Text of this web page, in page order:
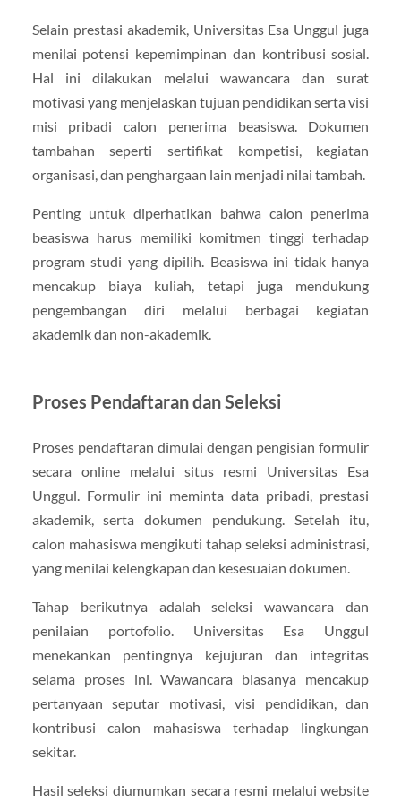
Selain prestasi akademik, Universitas Esa Unggul juga
menilai potensi kepemimpinan dan kontribusi sosial.
Hal ini dilakukan melalui wawancara dan surat
motivasi yang menjelaskan tujuan pendidikan serta visi
misi pribadi calon penerima beasiswa. Dokumen
tambahan seperti sertifikat kompetisi, kegiatan
organisasi, dan penghargaan lain menjadi nilai tambah.
Penting untuk diperhatikan bahwa calon penerima
beasiswa harus memiliki komitmen tinggi terhadap
program studi yang dipilih. Beasiswa ini tidak hanya
mencakup biaya kuliah, tetapi juga mendukung
pengembangan diri melalui berbagai kegiatan
akademik dan non-akademik.
Proses Pendaftaran dan Seleksi
Proses pendaftaran dimulai dengan pengisian formulir
secara online melalui situs resmi Universitas Esa
Unggul. Formulir ini meminta data pribadi, prestasi
akademik, serta dokumen pendukung. Setelah itu,
calon mahasiswa mengikuti tahap seleksi administrasi,
yang menilai kelengkapan dan kesesuaian dokumen.
Tahap berikutnya adalah seleksi wawancara dan
penilaian portofolio. Universitas Esa Unggul
menekankan pentingnya kejujuran dan integritas
selama proses ini. Wawancara biasanya mencakup
pertanyaan seputar motivasi, visi pendidikan, dan
kontribusi calon mahasiswa terhadap lingkungan
sekitar.
Hasil seleksi diumumkan secara resmi melalui website